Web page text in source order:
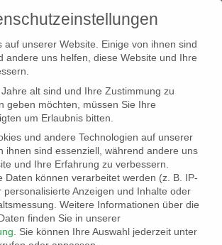
events.de
46 777 230
auf unserer Website. Einige von ihnen sind
andere uns helfen, diese Website und Ihre
alt sind und Ihre Zustimmung zu
geben möchten, müssen Sie Ihre
um Erlaubnis bitten.
und andere Technologien auf unserer
ihnen sind essenziell, während andere uns
und Ihre Erfahrung zu verbessern.
Daten können verarbeitet werden (z. B. IP-
personalisierte Anzeigen und Inhalte oder
Weitere Informationen über die
finden Sie in unserer
Sie können Ihre Auswahl jederzeit unter